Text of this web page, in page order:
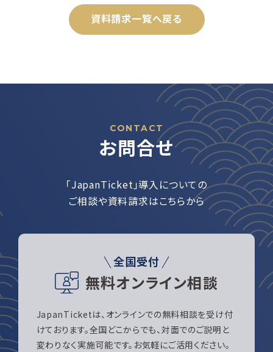
資料請求一覧へ戻る
CONTACT
お問合せ
「JapanTicket」導入についての
ご相談や資料請求はこちらから
全国受付
無料オンライン相談
JapanTicketは、オンラインでの無料相談を受け付
けております。全国どこからでも、対面でのご説明と
変わりなく実施可能です。お気軽にご活用ください。